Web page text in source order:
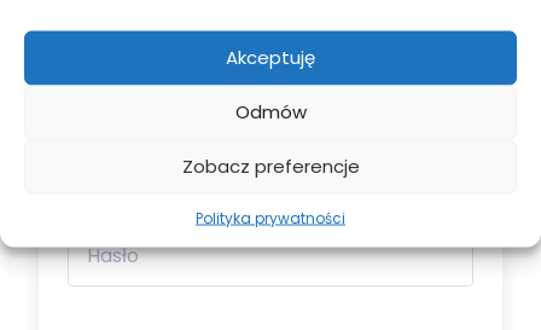
Akceptuję
Odmów
Zobacz preferencje
Polityka prywatności